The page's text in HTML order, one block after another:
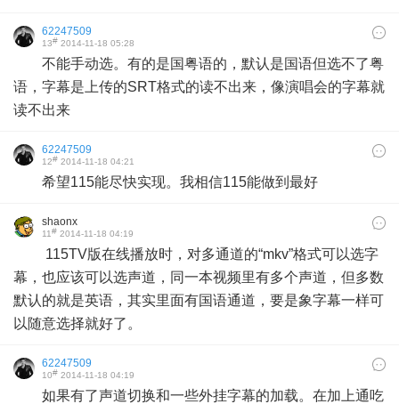
62247509
13# 2014-11-18 05:28
不能手动选。有的是国粤语的，默认是国语但选不了粤
语，字幕是上传的SRT格式的读不出来，像演唱会的字幕就
读不出来
62247509
12# 2014-11-18 04:21
希望115能尽快实现。我相信115能做到最好
shaonx
11# 2014-11-18 04:19
115TV版在线播放时，对多通道的“mkv”格式可以选字
幕，也应该可以选声道，同一本视频里有多个声道，但多数
默认的就是英语，其实里面有国语通道，要是象字幕一样可
以随意选择就好了。
62247509
10# 2014-11-18 04:19
如果有了声道切换和一些外挂字幕的加载。在加上通吃